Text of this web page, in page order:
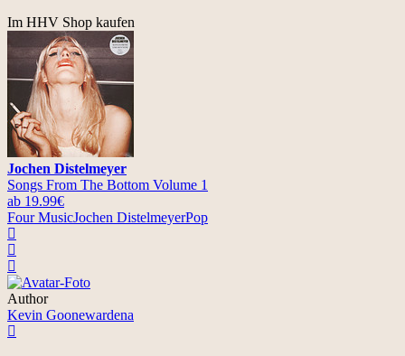
Im HHV Shop kaufen
Jochen Distelmeyer
Songs From The Bottom Volume 1
ab 19.99€
Four MusicJochen DistelmeyerPop
Author
Kevin Goonewardena